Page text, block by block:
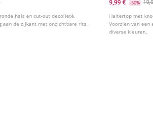
hals en cut-out decolleté.
aan de zijkant met onzichtbare rits.
9,99 €
-50%
Haltertop met
Voorzien van een
diverse kleuren.